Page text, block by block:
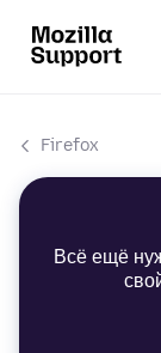
Firefox
Всё ещё